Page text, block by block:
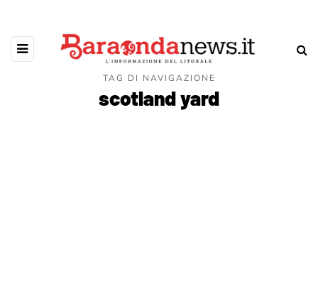
TAG DI NAVIGAZIONE
scotland yard